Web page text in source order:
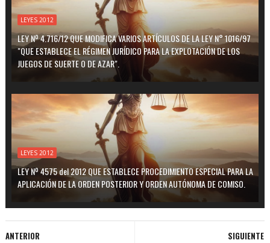
LEYES 2012
LEY Nº 4.716/12 QUE MODIFICA VARIOS ARTÍCULOS DE LA LEY N° 1016/97
"QUE ESTABLECE EL RÉGIMEN JURÍDICO PARA LA EXPLOTACIÓN DE LOS
JUEGOS DE SUERTE O DE AZAR".
LEYES 2012
LEY Nº 4575 del 2012 QUE ESTABLECE PROCEDIMIENTO ESPECIAL PARA LA
APLICACIÓN DE LA ORDEN POSTERIOR Y ORDEN AUTÓNOMA DE COMISO.
SIGUIENTE
ANTERIOR